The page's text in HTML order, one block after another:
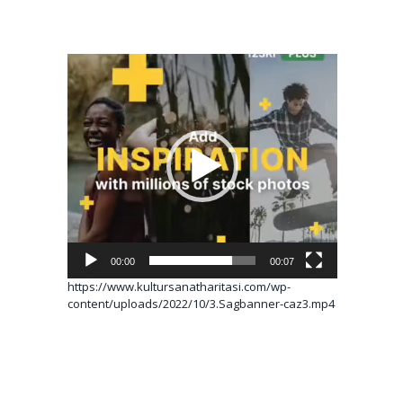
Video
oynatıcı
00:00 00:07
https://www.kultursanatharitasi.com/wp-
content/uploads/2022/10/3.Sagbanner-caz3.mp4